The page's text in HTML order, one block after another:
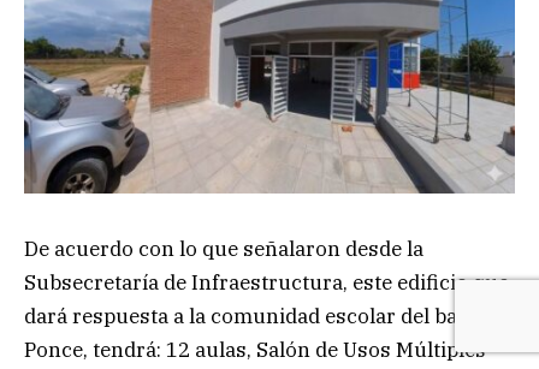
De acuerdo con lo que señalaron desde la
Subsecretaría de Infraestructura, este edificio que
dará respuesta a la comunidad escolar del barrio
Ponce, tendrá: 12 aulas, Salón de Usos Múltiples